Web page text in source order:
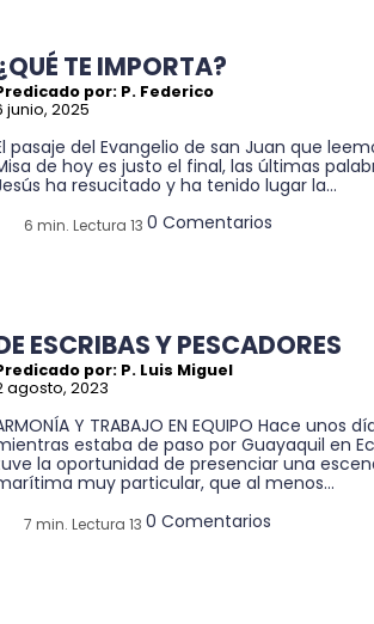
TE IMPORTA?
por: P. Federico
junio, 2025
pasaje del Evangelio de san Juan que
de hoy es justo el final, las últimas
ha resucitado y ha tenido lugar la...
6 min. Lectura 13 0 Comentarios
ESCRIBAS Y PESCADORES
por: P. Luis Miguel
agosto, 2023
Y TRABAJO EN EQUIPO Hace unos
estaba de paso por Guayaquil en
la oportunidad de presenciar una
muy particular, que al menos...
7 min. Lectura 13 0 Comentarios